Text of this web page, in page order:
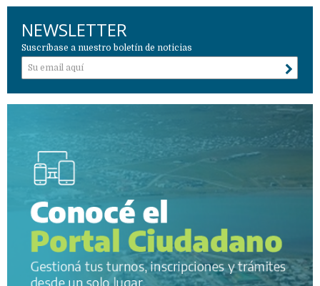
NEWSLETTER
Suscríbase a nuestro boletín de noticias